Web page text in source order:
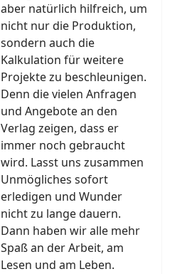
aber natürlich hilfreich, um
nicht nur die Produktion,
sondern auch die
Kalkulation für weitere
Projekte zu beschleunigen.
Denn die vielen Anfragen
und Angebote an den
Verlag zeigen, dass er
immer noch gebraucht
wird. Lasst uns zusammen
Unmögliches sofort
erledigen und Wunder
nicht zu lange dauern.
Dann haben wir alle mehr
Spaß an der Arbeit, am
Lesen und am Leben.